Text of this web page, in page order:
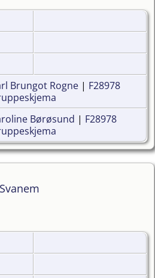
Brungot Rogne | F28978
Børøsund | F28978